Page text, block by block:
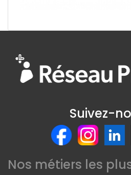
Suivez-
Nos métiers les